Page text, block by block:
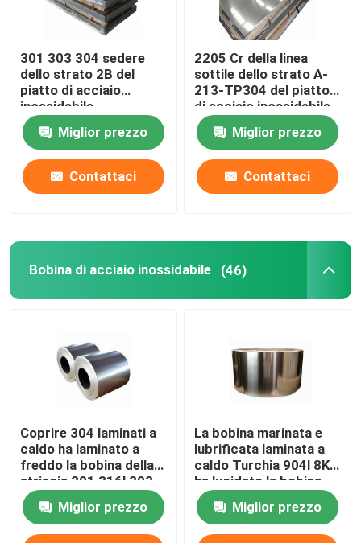
Casa
Chi siamo
Prodotti
tubo rotondo di acciaio inossidabile
301 303 304 sedere
dello strato 2B del
piatto di acciaio
inossidabile
rispecchiano J1 di
superficie J3 hanno
laminato a freddo
Miglior prezzo
Contattaci
2205 Cr della linea
sottile dello strato A-
213-TP304 del piatto
di acciaio inossidabile
904l 321 316l
Miglior prezzo
Contattaci
Bobina di acciaio inossidabile (46)
Coprire 304 laminati a
caldo ha laminato a
freddo la bobina della
striscia 201 316l 202
ss 304 della bobina di
acciaio inossidabile
Miglior prezzo
La bobina marinata e
lubrificata laminata a
caldo Turchia 904l 8K
ha lucidato la bobina
202 della bobina 430
ss di acciaio
inossidabile
Miglior prezzo